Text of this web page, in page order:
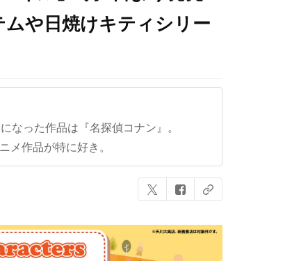
や日焼けキティシリー
なった作品は『名探偵コナン』。
メ作品が特に好き。